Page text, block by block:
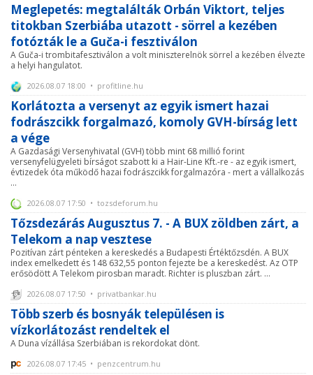
Meglepetés: megtalálták Orbán Viktort, teljes
titokban Szerbiába utazott - sörrel a kezében
fotózták le a Guča-i fesztiválon
A Guča-i trombitafesztiválon a volt miniszterelnök sörrel a kezében élvezte
a helyi hangulatot.
2026.08.07 18:00 • profitline.hu
Korlátozta a versenyt az egyik ismert hazai
fodrászcikk forgalmazó, komoly GVH-bírság lett
a vége
A Gazdasági Versenyhivatal (GVH) több mint 68 millió forint
versenyfelügyeleti bírságot szabott ki a Hair-Line Kft.-re - az egyik ismert,
évtizedek óta működő hazai fodrászcikk forgalmazóra - mert a vállalkozás
...
2026.08.07 17:50 • tozsdeforum.hu
Tőzsdezárás Augusztus 7. - A BUX zöldben zárt, a
Telekom a nap vesztese
Pozitívan zárt pénteken a kereskedés a Budapesti Értéktőzsdén. A BUX
index emelkedett és 148 632,55 ponton fejezte be a kereskedést. Az OTP
erősödött A Telekom pirosban maradt. Richter is pluszban zárt. ...
2026.08.07 17:50 • privatbankar.hu
Több szerb és bosnyák településen is
vízkorlátozást rendeltek el
A Duna vízállása Szerbiában is rekordokat dönt.
2026.08.07 17:45 • penzcentrum.hu